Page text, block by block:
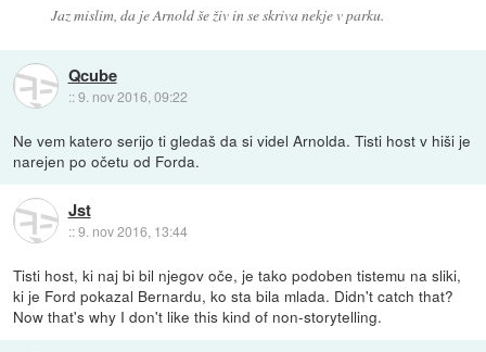
Jaz mislim, da je Arnold še živ in se skriva nekje v parku.
Qcube
::9. nov 2016, 09:22
Ne vem katero serijo ti gledaš da si videl Arnolda. Tisti host v hiši je
narejen po očetu od Forda.
Jst
::9. nov 2016, 13:44
Tisti host, ki naj bi bil njegov oče, je tako podoben tistemu na sliki,
ki je Ford pokazal Bernardu, ko sta bila mlada. Didn't catch that?
Now that's why I don't like this kind of non-storytelling.